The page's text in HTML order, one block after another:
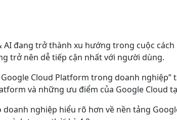
AI đang trở thành xu hướng trong cuộc
trở nên dễ tiếp cận nhất với người dùng.
Cloud Platform trong doanh
và những ưu điểm của Google Cloud
doanh nghiệp hiểu rõ hơn về nền tảng